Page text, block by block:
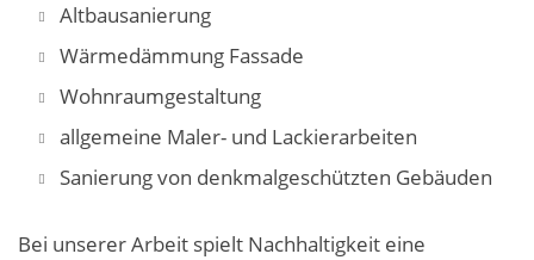
Altbausanierung
Wärmedämmung Fassade
Wohnraumgestaltung
allgemeine Maler- und Lackierarbeiten
Sanierung von denkmalgeschützten Gebäuden
Bei unserer Arbeit spielt Nachhaltigkeit eine